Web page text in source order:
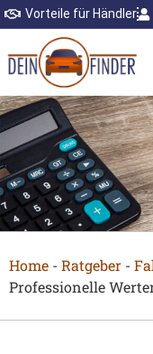
Vorteile für Händler
Home - Ratgeber -
Professionelle